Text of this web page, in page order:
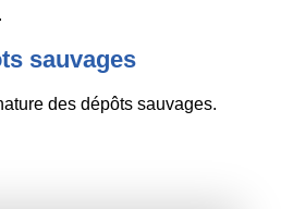
sauvages
des dépôts sauvages.